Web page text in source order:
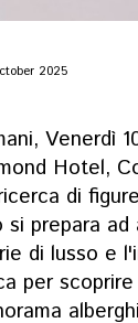
2025
Venerdì
Hotel,
di
prepara
di lusso e
per